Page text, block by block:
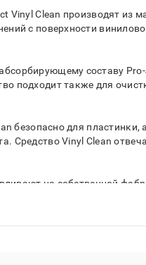
Vinyl Clean производят из
с поверхности
составу
подходит также для
безопасно для
Средство Vinyl Clean
на собственной